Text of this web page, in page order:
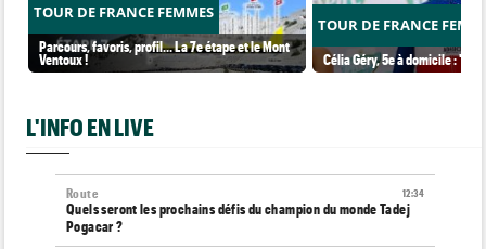
TOUR DE FRANCE FEMMES
Parcours, favoris, profil… La 7e étape et le Mont
Ventoux !
TOUR DE FRANCE
Célia Géry, 5e à domicile :
L'INFO EN LIVE
12:34
Route
Quels seront les prochains défis du champion du monde Tadej
Pogacar ?